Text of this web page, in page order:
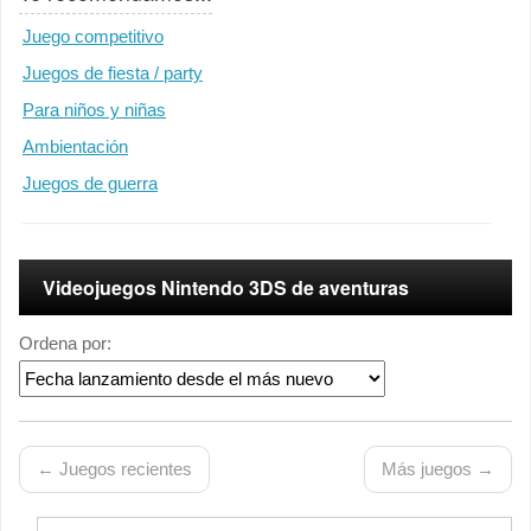
Juego competitivo
Juegos de fiesta / party
Para niños y niñas
Ambientación
Juegos de guerra
Videojuegos Nintendo 3DS de aventuras
Ordena por:
← Juegos recientes Más juegos →